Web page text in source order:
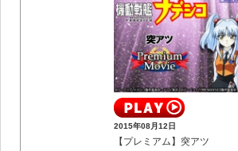
2015年08月12日
【プレミアム】突アツ